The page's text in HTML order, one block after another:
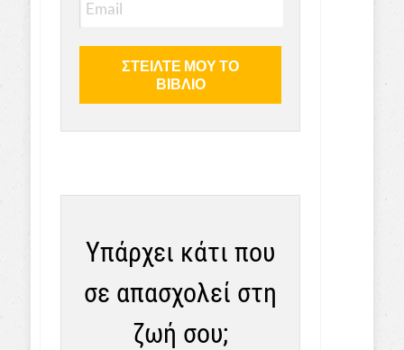
Υπάρχει κάτι που
σε απασχολεί στη
ζωή σου;